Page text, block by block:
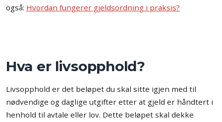
også: Hvordan fungerer gjeldsordning i praksis?
Hva er livsopphold?
Livsopphold er det beløpet du skal sitte igjen med til
nødvendige og daglige utgifter etter at gjeld er håndtert i
henhold til avtale eller lov. Dette beløpet skal dekke